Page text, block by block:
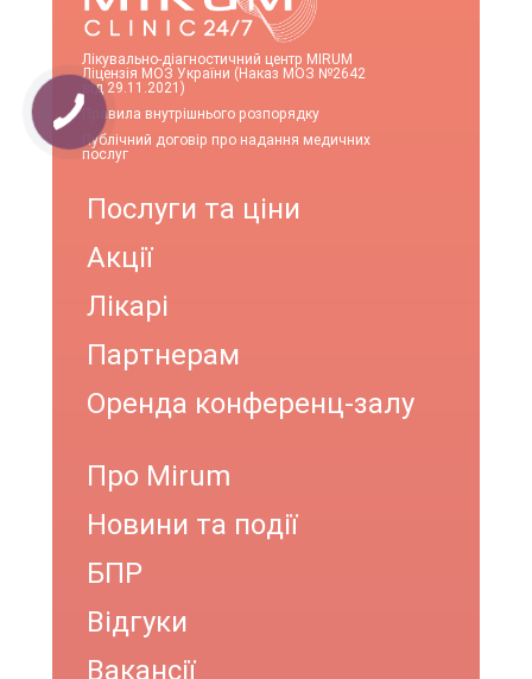
Лікувально-діагностичний центр MIRUM
Ліцензія МОЗ України (Наказ МОЗ №2642
від 29.11.2021)
Правила внутрішнього розпорядку
Публічний договір про надання медичних
послуг
Послуги та ціни
Акції
Лікарі
Партнерам
Оренда конференц-залу
Про Mirum
Новини та події
БПР
Відгуки
Вакансії